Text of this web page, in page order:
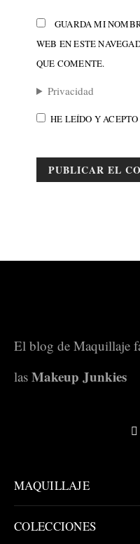
GUARDA MI
WEB EN ESTE
QUE COMENTE.
Privacidad
HE LEÍDO Y
El blog de Maquillaje
las Makeup Junkies
MAQUILLAJE
COLECCIONES